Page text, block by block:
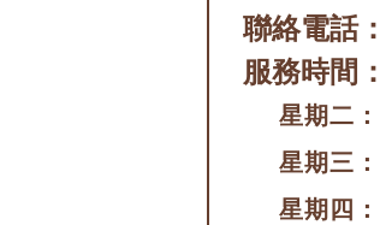
聯絡電話：
服務時間：
星期二：
星期三：
星期四：